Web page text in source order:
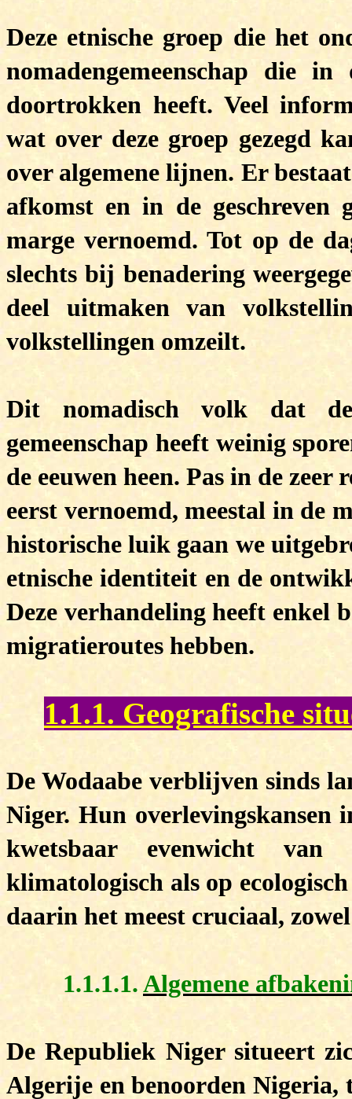
Deze etnische groep die het
nomadengemeenschap die
doortrokken heeft. Veel
wat over deze groep gezegd
over algemene lijnen. Er
afkomst en in de geschreven
marge vernoemd. Tot op de
slechts bij benadering
deel uitmaken van
volkstellingen omzeilt.
Dit nomadisch volk dat
gemeenschap heeft weinig
de eeuwen heen. Pas in de zeer
eerst vernoemd, meestal in de
historische luik gaan we
etnische identiteit en de
Deze verhandeling heeft enkel
migratieroutes hebben.
1.1.1. Geografische
De Wodaabe verblijven sinds
Niger. Hun overlevingskansen
kwetsbaar evenwicht van
klimatologisch als op
daarin het meest cruciaal,
1.1.1.1. Algemene
De Republiek Niger situeert
Algerije en benoorden Nigeria,